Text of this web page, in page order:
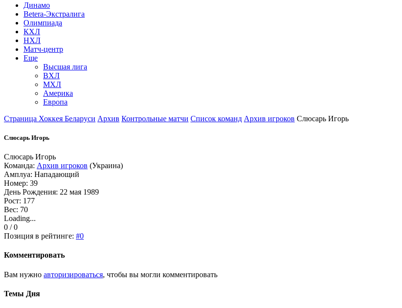
Динамо
Betera-Экстралига
Олимпиада
КХЛ
НХЛ
Матч-центр
Еще
Высшая лига
ВХЛ
МХЛ
Америка
Европа
Страница Хоккея Беларуси Архив Контрольные матчи Список команд Архив игроков Слюсарь Игорь
Слюсарь Игорь
Слюсарь Игорь
Команда: Архив игроков (Украина)
Амплуа: Нападающий
Номер: 39
День Рождения: 22 мая 1989
Рост: 177
Вес: 70
Loading...
0 / 0
Позиция в рейтинге: #0
Комментировать
Вам нужно авторизироваться, чтобы вы могли комментировать
Темы Дня